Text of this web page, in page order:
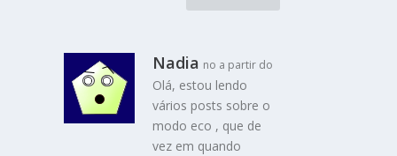
Nadia no a partir do
Olá, estou lendo
vários posts sobre o
modo eco , que de
vez em quando